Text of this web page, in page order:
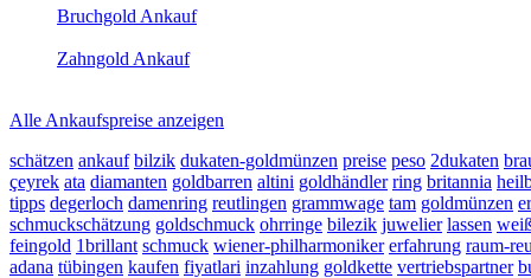
Bruchgold Ankauf
Zahngold Ankauf
Alle Ankaufspreise anzeigen
schätzen ankauf bilzik dukaten-goldmünzen preise peso 2dukaten
çeyrek ata diamanten goldbarren altini goldhändler ring britannia
tipps degerloch damenring reutlingen grammwage tam goldmünzen
schmuckschätzung goldschmuck ohrringe bilezik juwelier lassen
feingold 1brillant schmuck wiener-philharmoniker erfahrung raum-
adana tübingen kaufen fiyatlari inzahlung goldkette vertriebspartner